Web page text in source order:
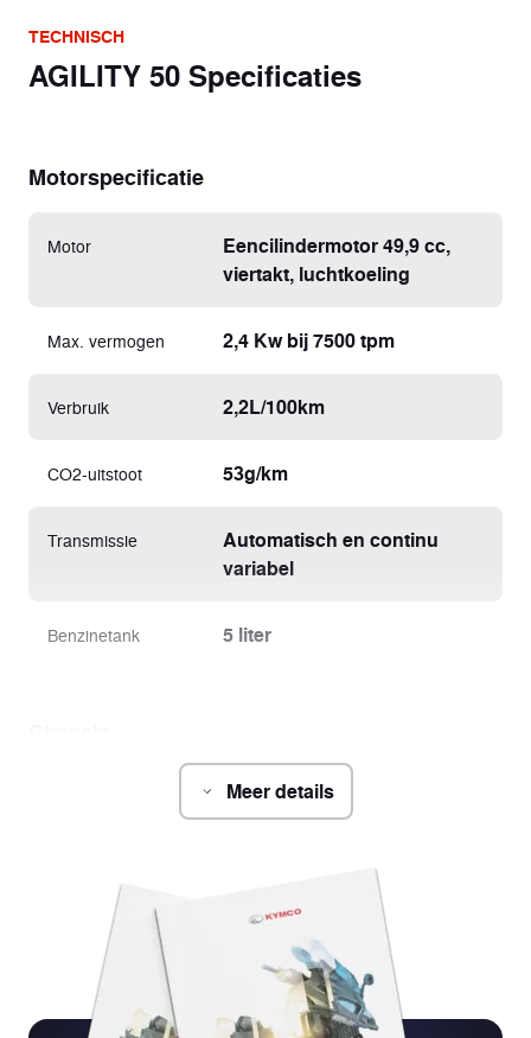
TECHNISCH
AGILITY 50 Specificaties
Motorspecificatie
Motor
Eencilindermotor 49,9 cc,
viertakt, luchtkoeling
Max. vermogen 2,4 Kw bij 7500 tpm
Verbruik 2,2L/100km
CO2-uitstoot 53g/km
Transmissie
Automatisch en continu
variabel
Benzinetank 5 liter
1920 x 685 x 1150 mm
Drooggewicht
Wielbasis
Hoogte van
780 mm
Meer details